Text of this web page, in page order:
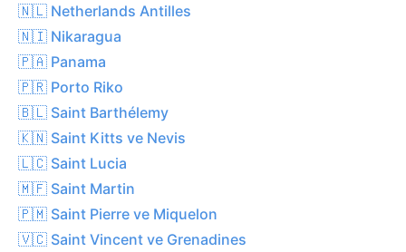
🇳🇱 Netherlands Antilles
🇳🇮 Nikaragua
🇵🇦 Panama
🇵🇷 Porto Riko
🇧🇱 Saint Barthélemy
🇰🇳 Saint Kitts ve Nevis
🇱🇨 Saint Lucia
🇲🇫 Saint Martin
🇵🇲 Saint Pierre ve Miquelon
🇻🇨 Saint Vincent ve Grenadines